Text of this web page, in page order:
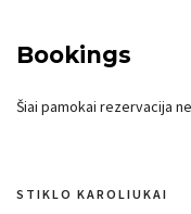
Bookings
Šiai pamokai rezervacija
Navigacija
STIKLO KAROLIUKAI